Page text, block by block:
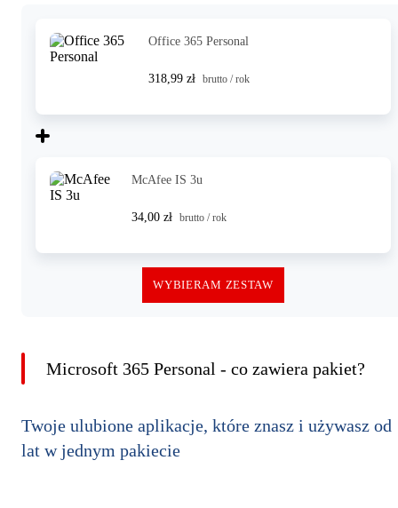
Office 365 Personal
318,99 zł brutto / rok
McAfee IS 3u
34,00 zł brutto / rok
WYBIERAM ZESTAW
Microsoft 365 Personal - co zawiera pakiet?
Twoje ulubione aplikacje, które znasz i używasz od
lat w jednym pakiecie